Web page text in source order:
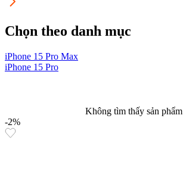
Chọn theo danh mục
iPhone 15 Pro Max
iPhone 15 Pro
Không tìm thấy sản phẩm
-2%